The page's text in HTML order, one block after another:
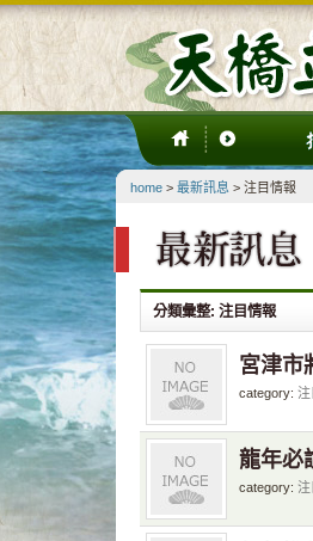
home> 最新訊息 > 注目情報
分類彙整: 注目情報
宮津市
category: 注
龍年必
category: 注